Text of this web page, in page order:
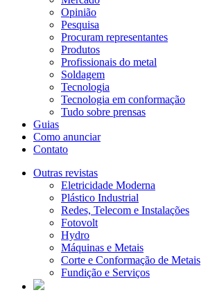
Opinião
Pesquisa
Procuram representantes
Produtos
Profissionais do metal
Soldagem
Tecnologia
Tecnologia em conformação
Tudo sobre prensas
Guias
Como anunciar
Contato
Outras revistas
Eletricidade Moderna
Plástico Industrial
Redes, Telecom e Instalações
Fotovolt
Hydro
Máquinas e Metais
Corte e Conformação de Metais
Fundição e Serviços